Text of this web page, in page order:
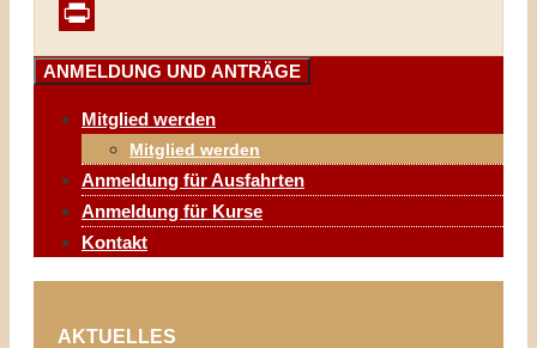
Email
ANMELDUNG UND ANTRÄGE
Mitglied werden
Mitglied werden
Anmeldung für Ausfahrten
Anmeldung für Kurse
Kontakt
AKTUELLES